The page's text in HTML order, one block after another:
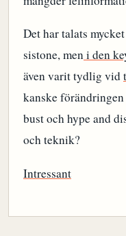
Det har talats
sistone, meni den
även varit tydlig vid
kanske
bust och hype and
och teknik?
Intressant